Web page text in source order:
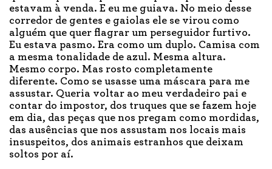
estavam à venda. E eu me guiava. No meio desse
corredor de gentes e gaiolas ele se virou como
alguém que quer flagrar um perseguidor furtivo.
Eu estava pasmo. Era como um duplo. Camisa com
a mesma tonalidade de azul. Mesma altura.
Mesmo corpo. Mas rosto completamente
diferente. Como se usasse uma máscara para me
assustar. Queria voltar ao meu verdadeiro pai e
contar do impostor, dos truques que se fazem hoje
em dia, das peças que nos pregam como mordidas,
das ausências que nos assustam nos locais mais
insuspeitos, dos animais estranhos que deixam
soltos por aí.